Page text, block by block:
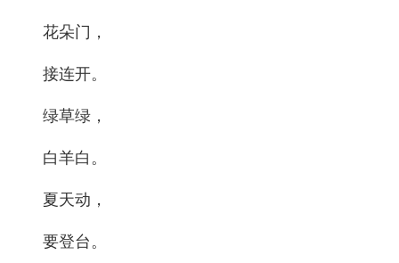
花朵门，
接连开。
绿草绿，
白羊白。
夏天动，
要登台。